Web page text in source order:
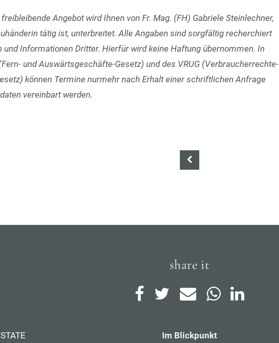
Angebot wird Ihnen von Fr. Mag. (FH) Gabriele Steinlechner,
tätig ist, unterbreitet. Alle Angaben sind sorgfältig recherchiert
und Informationen Dritter. Hierfür wird keine Haftung übernommen. In
und Auswärtsgeschäfte-Gesetz) und des VRUG (Verbraucherrechte-
können Termine nurmehr nach Erhalt einer schriftlichen Anfrage
vereinbart werden.
share it
Im Blickpunkt